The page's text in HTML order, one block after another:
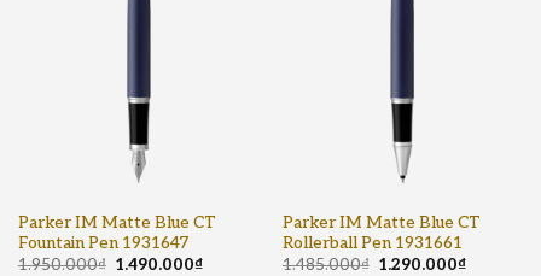
Parker IM Matte Blue CT
Fountain Pen 1931647
1.950.000₫ 1.490.000₫
Parker IM Matte Blue CT
Rollerball Pen 1931661
1.485.000₫ 1.290.000₫